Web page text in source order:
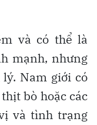
và có thể là
mạnh, nhưng
Nam giới có
bò hoặc các
và tình trạng